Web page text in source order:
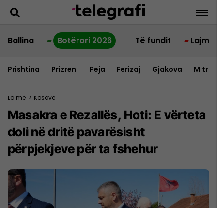
Ballina Botërori 2026 Të fundit Lajme
Prishtina Prizreni Peja Ferizaj Gjakova
Lajme > Kosovë
Masakra e Rezallës, Hoti: E vërteta
doli në dritë pavarësisht
përpjekjeve për ta fshehur